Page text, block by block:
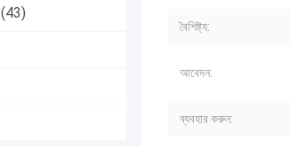
(43)
বৈশিষ্ট্য:
আবেদন:
ব্যবহার করুন: